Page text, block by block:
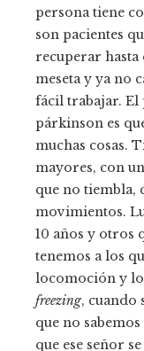
persona tiene
son pacientes
recuperar hasta
meseta y ya no
fácil trabajar. El
párkinson es
muchas cosas.
mayores, con
que no tiembla,
movimientos.
10 años y otros
tenemos a los
locomoción y
freezing, cuando
que no
que ese señor